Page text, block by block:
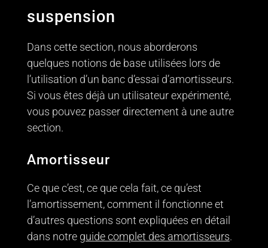
suspension
Dans cette section, nous aborderons
quelques notions de base utilisées lors de
l’utilisation d’un banc d’essai d’amortisseurs.
Si vous êtes déjà un utilisateur expérimenté,
vous pouvez passer directement à une autre
section.
Amortisseur
Ce que c’est, ce que cela fait, ce qu’est
l’amortissement, comment il fonctionne et
d’autres questions sont expliquées en détail
dans notre guide complet des amortisseurs.